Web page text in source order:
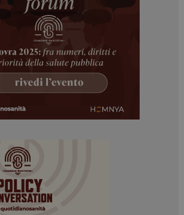
Necessari Marketing
contribuiscono a rendere fruibile il
funzionalità di base quali la
sulle pagine e l'accesso alle aree
correttamente senza questi cookie.